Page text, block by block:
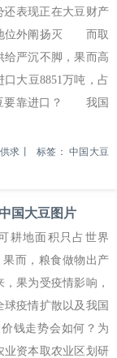
还表现正在大豆财产
地位外阐扬灭 而取
给严沉不脚，果而高
大豆8851万吨，占
豆要靠进口？ 我国
求 标签：中国大豆
国大豆图片
地面积只占世界
果而，粮食做物出产
果为受疫情影响，
疫情扩散以及我国
钱走势会如何？为
业资本取农业区划研